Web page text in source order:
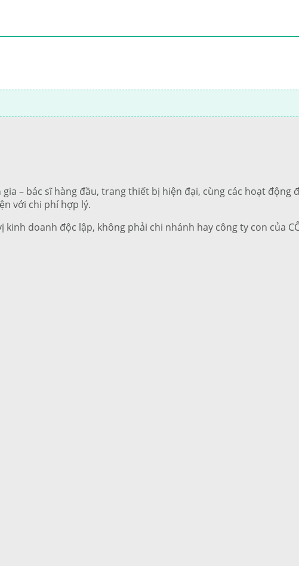
– bác sĩ hàng đầu, trang thiết bị hiện đại, cùng các hoạt động
với chi phí hợp lý.
doanh độc lập, không phải chi nhánh hay công ty con của